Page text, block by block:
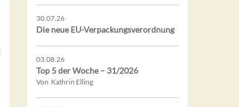
30.07.26
Die neue EU-Verpackungsverordnung
03.08.26
Top 5 der Woche – 31/2026
Von Kathrin Elling